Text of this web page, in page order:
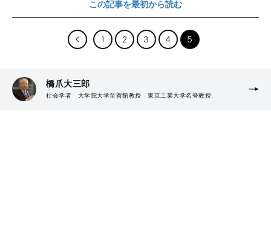
この記事を最初から読む
1 2 3 4 5
橋爪大三郎
社会学者 大学院大学至善館教授 東京工業大学名誉教授